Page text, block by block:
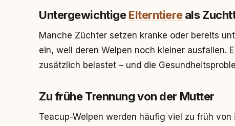
UntergewichtigeElterntiereals
Manche Züchter setzen kranke oder bereits
ein, weil deren Welpen noch kleiner ausfallen.
zusätzlich belastet – und die
Zu frühe Trennung von der Mutter
Teacup-Welpen werden häufig viel zu früh